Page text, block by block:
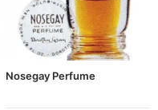
Nosegay Perfume